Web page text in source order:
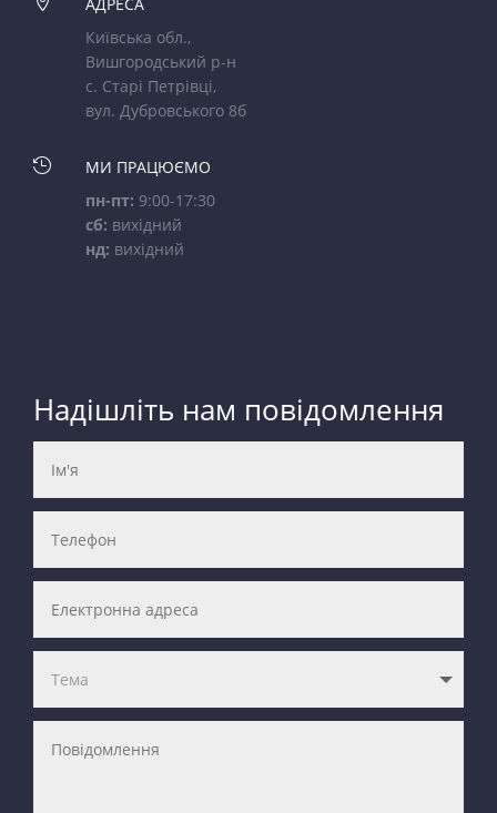
Київська обл.,
Вишгородський р-н
с. Старі Петрівці,
вул. Дубровського 8б

МИ ПРАЦЮЄМО
пн-пт: 9:00-17:30
сб: вихідний
нд: вихідний
Надішліть нам повідомлення